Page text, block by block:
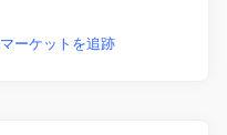
ーケットを追跡